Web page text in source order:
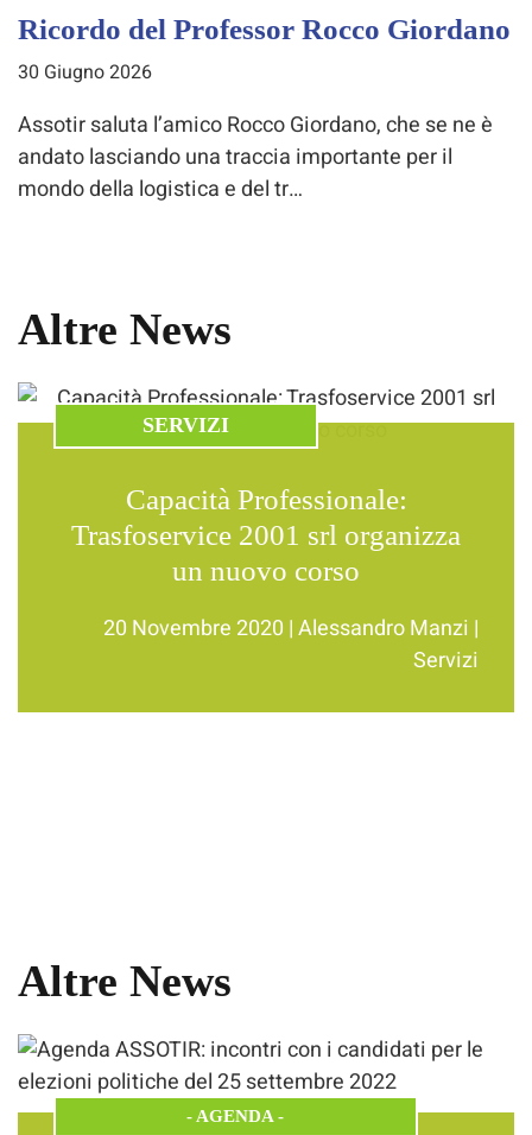
Ricordo del Professor Rocco Giordano
30 Giugno 2026
Assotir saluta l’amico Rocco Giordano, che se ne è
andato lasciando una traccia importante per il
mondo della logistica e del tr…
Altre News
SERVIZI
Capacità Professionale:
Trasfoservice 2001 srl organizza
un nuovo corso
20 Novembre 2020 |Alessandro Manzi |
Servizi
Altre News
- AGENDA -